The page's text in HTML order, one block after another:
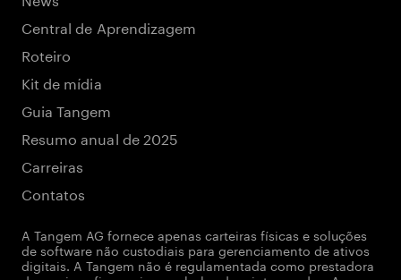
Central de Aprendizagem
Roteiro
Kit de mídia
Guia Tangem
Resumo anual de 2025
Carreiras
Contatos
A Tangem AG fornece apenas carteiras físicas e soluções
de software não custodiais para gerenciamento de ativos
digitais. A Tangem não é regulamentada como prestadora